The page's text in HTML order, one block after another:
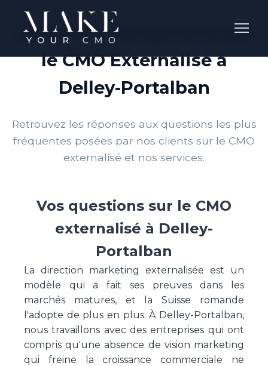
Questions Fréquentes sur
le CMO Externalisé à
Delley-Portalban
Retrouvez les réponses aux questions les plus
fréquentes posées par nos clients sur le CMO
externalisé et nos services.
Vos questions sur le CMO
externalisé à Delley-
Portalban
La direction marketing externalisée est un
modèle qui a fait ses preuves dans les
marchés matures, et la Suisse romande
l'adopte de plus en plus. À Delley-Portalban,
nous travaillons avec des entreprises qui ont
compris qu'une absence de vision marketing
qui freine la croissance commerciale ne